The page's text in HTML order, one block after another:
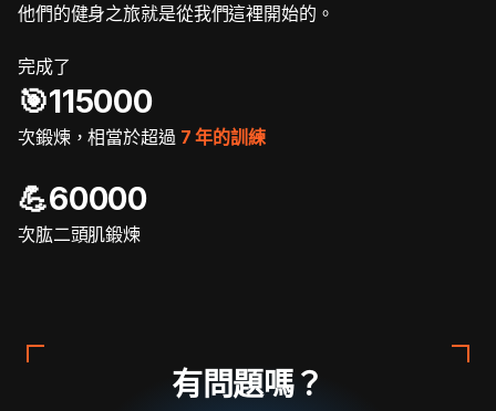
他們的健身之旅就是從我們這裡開始的。
完成了
🎯️115000
次鍛煉，相當於超過 7 年的訓練
💪60000
次肱二頭肌鍛煉
有問題嗎？